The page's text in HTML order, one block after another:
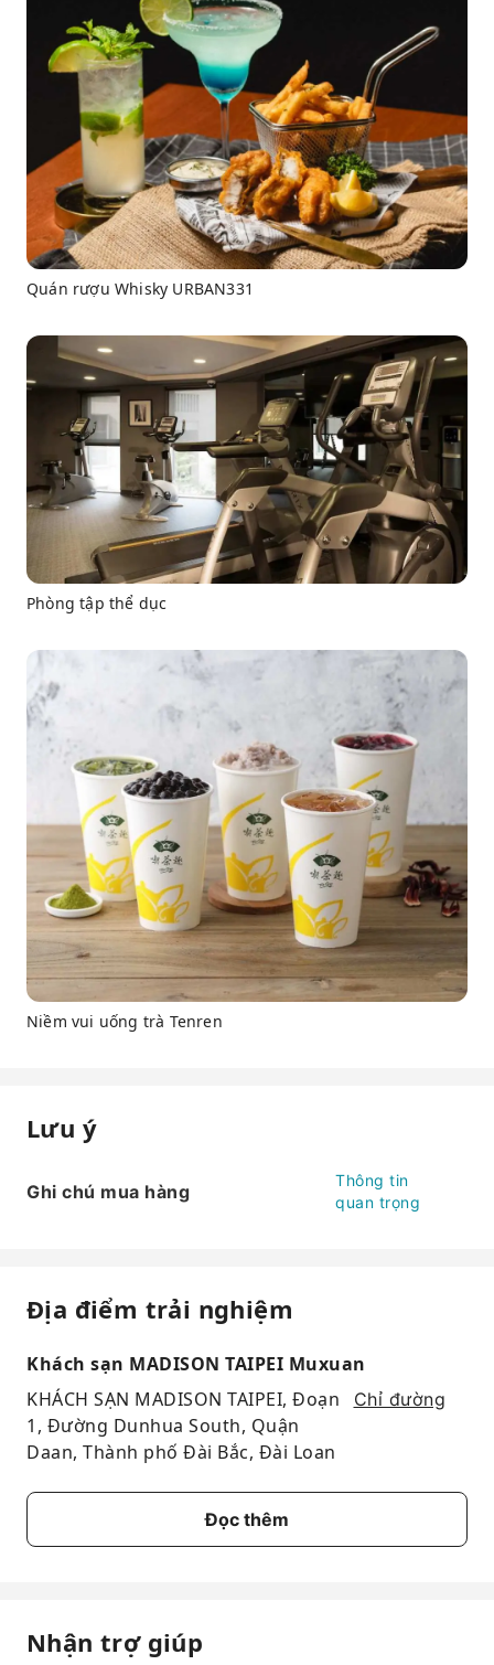
Quán rượu Whisky URBAN331
Phòng tập thể dục
Niềm vui uống trà Tenren
Lưu ý
Ghi chú mua hàng
Thông tin
quan trọng
Địa điểm trải nghiệm
Khách sạn MADISON TAIPEI Muxuan
KHÁCH SẠN MADISON TAIPEI, Đoạn
1, Đường Dunhua South, Quận
Daan, Thành phố Đài Bắc, Đài Loan
Chỉ đường
Đọc thêm
Nhận trợ giúp